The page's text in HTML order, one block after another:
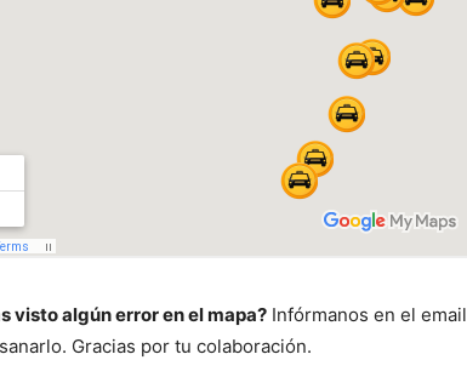
visto algún error en el mapa? Infórmanos en el email
Gracias por tu colaboración.